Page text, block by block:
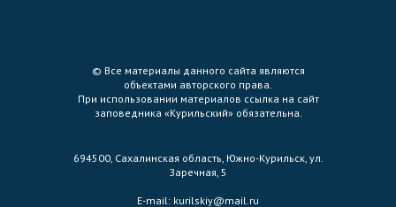
© Все материалы данного сайта являются
объектами авторского права.
При использовании материалов ссылка на сайт
заповедника «Курильский» обязательна.
694500, Сахалинская область, Южно-Курильск, ул.
Заречная, 5
E-mail: kurilskiy@mail.ru